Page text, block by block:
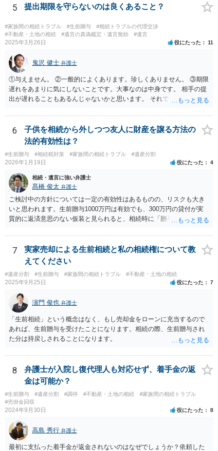
う結論は変わりません。 誤解を与えるような回答でした。失礼しまし
た。 文言については、「〇〇に対する生前贈与による特別受益の持ち
戻しをすべて免除する」というのがオーソドックスなものですが、ご
心配ならば、弁護士のところに行って、特別受益となりそうな贈与に
ついて説明した上で、適切な文言についてご相談してみてはいかがで
しょうか。
5 提出期限を守らないのは良くあること？
#家族間の相続トラブル #生前贈与
#相続トラブルの代理交渉
#不動産・土地の相続
#遺言の真偽鑑定・遺言無効 #遺言
2025年3月26日 役にたった 11
鬼沢 健士 弁護士
①与えません。 ②一般的によくあります。珍しくありません。 ③期限
遅れをあまりに気にしないことです。大事なのは中身です。 相手の提
出が遅れることもあるんじゃないかと思います。 それでもあなた有利
6
子供を相続から外しつつ友人に財産を譲る方法の
法的有効性は？
#生前贈与 #相続税対策 #家族間の相続トラブル #遺産分割
2026年1月19日 役にたった 4
相続・遺言に強い弁護士
髙橋 俊太 弁護士
ご検討中の方針については一定の有効性はあるものの、リスクも大き
いと思われます。生前贈与1000万円は有効でも、300万円の貸付が実
質的に返済意思のない仮装と見られると、相続時に「贈与」と評価さ
法として考えられるものとしては、 ①信託（家族信託・目的信託） 財
産を信託口に移し、受託者（信頼できる友人や専門職）に管理させ、
・生存中はあなたの生活費・介護費に優先充当 ・残余を友人や慈善団
体へ と使途を厳格に指定。相続ではなく信託帰属になるため、子の関
与を大きく排除できます。 ②遺言＋生命保険の組合せ 生活資金は手元
に残し、余剰資金で受取人を友人・団体にした保険を活用。保険金は
相続財産とは別枠で、遺留分対策にも有効と思われます。 ③負担付死
因贈与 「介護・見守り等を条件に、死亡時に財産を渡す」契約。条件
不履行なら無効にでき、老後の安心を担保できます。 ④ 寄附予約＋解
除条件 慈善団体への寄附を予約しつつ、資金不足時は解除できる条項
を設定。 などがあり得るかと思われます。
7
実家売却による生前相続と私の相続権について教
えてください
#遺産分割 #生前贈与 #家族間の相続トラブル #不動産・土地の相続
2025年9月25日 役にたった 7
濵門 俊也 弁護士
「生前相続」という概念はなく、もし売却金をローンに充当するので
あれば、生前贈与を受けたことになります。相続の際、生前贈与され
た分は持戻しされることになります。
8
弁護士が入院し復代理人も対応せず、着手金の返
金は可能か？
#生前贈与 #遺産分割 #調停 #不動産・土地の相続
#家族間の相続トラブル
#売掛金回収
2024年9月30日 役にたった 8
高島 秀行 弁護士
最初に支払った着手金が返金されないのはなぜでしょうか？依頼した